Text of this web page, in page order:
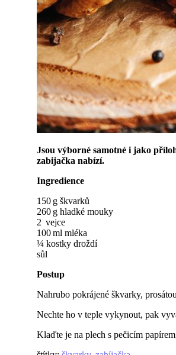
Jsou výborné samotné i jako
zabijačka nabízí.
Ingredience
150 g škvarků
260 g hladké mouky
2 vejce
100 ml mléka
¼ kostky droždí
sůl
Postup
Nahrubo pokrájené škvarky,
Nechte ho v teple vykynout, pak
Klaďte je na plech s pečicím